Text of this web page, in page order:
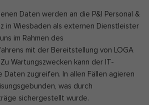
Daten werden an die P&I Personal &
in Wiesbaden als externen Dienstleister
im Rahmen des
mit der Bereitstellung von LOGA
Wartungszwecken kann der IT-
Daten zugreifen. In allen Fällen agieren
was durch
sichergestellt wurde.